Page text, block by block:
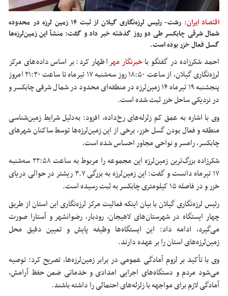
اقتصاد ایران:
رشت- رئیس لرزه‌نگاری گیلان از ثبت ۱۴ زمین‌ لرزه در محدوده
شمال شرقی چابکسر طی دو روز گذشته خبر داد و گفت: منشأ این زمین‌لرزه‌ها
گسل فعال خزر بوده است.
احمد شکرزاده در گفتگو باخبرنگار مهراظهار کرد: بر اساس داده‌های مرکز
لرزه‌نگاری گیلان، از ساعت ۱۸:۵۰ روز سه‌شنبه ۱۷ تیرماه تا ساعت ۲۱:۳۰ امروز
پنجشنبه ۱۹ تیرماه ۱۴ زمین‌لرزه در منطقه‌ای محدود در شمال شرقی چابکسر و
در نزدیکی ساحل خزر ثبت شده است.
وی با اشاره به عمق کم زلزله‌های رخ‌داده، افزود: به‌دلیل شرایط زمین‌شناسی
منطقه و فعال بودن گسل خزر، برخی از این زمین‌لرزه‌ها توسط ساکنان شهرهای
چابکسر، رامسر و نواحی مجاور احساس شده است.
شکرزاده بزرگ‌ترین زمین‌لرزه این مجموعه را مربوط به ساعت ۲۲:۵۸ سه‌شنبه
۱۷ تیرماه دانست و گفت: این زمین‌لرزه به بزرگی ۳.۷ ریشتر در حوالی دریای
خزر و در فاصله ۱۵ کیلومتری چابکسر به ثبت رسیده است.
رئیس لرزه‌نگاری گیلان با بیان اینکه فعالیت مرکز لرزه‌نگاری این استان از طریق
چهار ایستگاه در شهرستان‌های لاهیجان، رودبار، رضوانشهر و آستارا صورت
می‌گیرد، ادامه داد: این ایستگاه‌ها وظیفه پایش و تعیین دقیق محل
زمین‌لرزه‌های استان را بر عهده دارند.
وی با تأکید بر لزوم آمادگی عمومی در برابر زمین‌لرزه‌ها، تصریح کرد: توصیه
می‌شود مردم و دستگاه‌های اجرایی امدادی و خدماتی ضمن حفظ آرامش،
آمادگی لازم برای مواجهه با زلزله‌های احتمالی را داشته باشند.